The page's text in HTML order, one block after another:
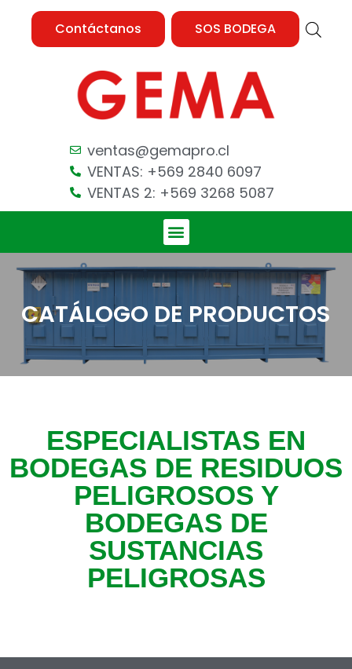
Contáctanos SOS BODEGA
ventas@gemapro.cl
VENTAS: +569 2840 6097
VENTAS 2: +569 3268 5087
CATÁLOGO DE PRODUCTOS
ESPECIALISTAS EN
BODEGAS DE RESIDUOS
PELIGROSOS Y
BODEGAS DE
SUSTANCIAS
PELIGROSAS